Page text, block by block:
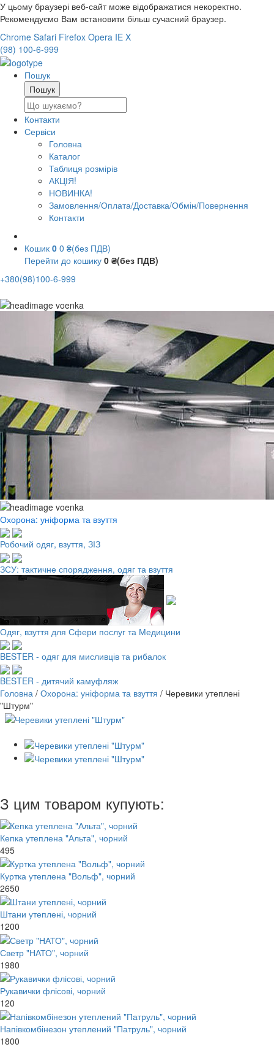
У цьому браузері веб-сайт може відображатися некоректно.
Рекомендуємо Вам встановити більш сучасний браузер.
Chrome Safari Firefox Opera IE X
(98) 100-6-999
Пошук
Контакти
Сервіси
Головна
Каталог
Таблиця розмірів
АКЦІЯ!
НОВИНКА!
Замовлення/Оплата/Доставка/Обмін/Повернення
Контакти
Кошик 0 0 ₴(без ПДВ)
Перейти до кошику 0 ₴(без ПДВ)
+380(98)100-6-999
Охорона: уніформа та взуття
Робочий одяг, взуття, ЗІЗ
ЗСУ: тактичне спорядження, одяг та взуття
Одяг, взуття для Сфери послуг та Медицини
BESTER - одяг для мисливців та рибалок
BESTER - дитячий камуфляж
Головна / Охорона: уніформа та взуття / Черевики утеплені
"Штурм"
З цим товаром купують:
Кепка утеплена "Альта", чорний
495
Куртка утеплена "Вольф", чорний
2650
Штани утеплені, чорний
1200
Светр "НАТО", чорний
1980
Рукавички флісові, чорний
120
Напівкомбінезон утеплений "Патруль", чорний
1800